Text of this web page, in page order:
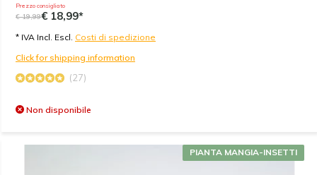
Prezzo consigliato
€ 19,99€ 18,99*
* IVA Incl. Escl. Costi di spedizione
Click for shipping information
(27)
Non disponibile
PIANTA MANGIA-INSETTI